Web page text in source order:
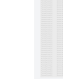
ডান
নম্বর